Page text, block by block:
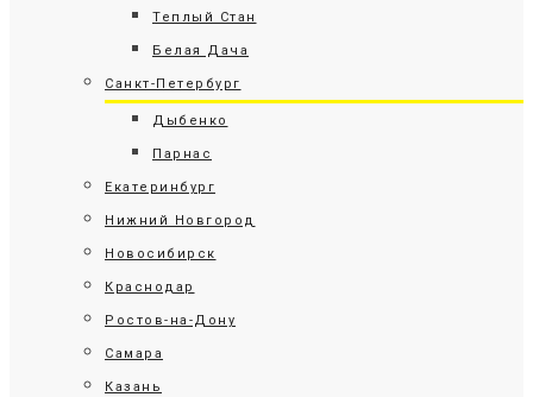
Теплый Стан
Белая Дача
Санкт-Петербург
Дыбенко
Парнас
Екатеринбург
Нижний Новгород
Новосибирск
Краснодар
Ростов-на-Дону
Самара
Казань